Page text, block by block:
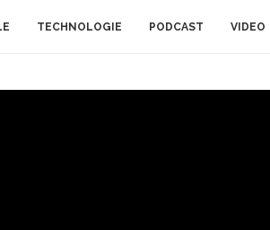
TECHNOLOGIE PODCAST VIDEO